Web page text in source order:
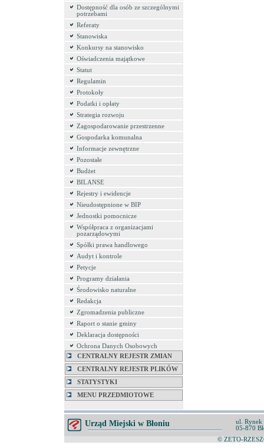
Dostępność dla osób ze szczególnymi
potrzebami
Referaty
Stanowiska
Konkursy na stanowisko
Oświadczenia majątkowe
Statut
Regulamin
Protokoły
Podatki i opłaty
Strategia rozwoju
Zagospodarowanie przestrzenne
Gospodarka komunalna
Informacje zewnętrzne
Pozostałe
Budżet
BILANSE
Rejestry i ewidencje
Nieudostępnione w BIP
Jednostki pomocnicze
Współpraca z organizacjami
pozarządowymi
Spółki prawa handlowego
Audyt i kontrole
Petycje
Programy działania
Środowisko naturalne
Redakcja
Zgromadzenia publiczne
Raport o stanie gminy
Deklaracja dostępności
Ochrona Danych Osobowych
CENTRALNY REJESTR ZMIAN
CENTRALNY REJESTR PLIKÓW
STATYSTYKI
MENU PRZEDMIOTOWE
Urząd Miejski w Błoniu
ul. Rynek
05-870
© ZETO-